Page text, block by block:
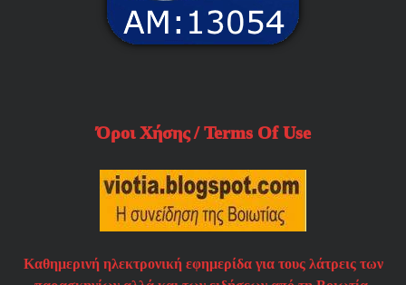
Όροι Χήσης / Terms Of Use
Καθημερινή ηλεκτρονική εφημερίδα για τους λάτρεις των